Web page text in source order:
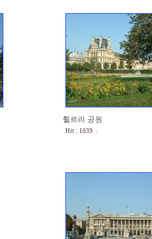
튈르리 공원
Hit : 1039